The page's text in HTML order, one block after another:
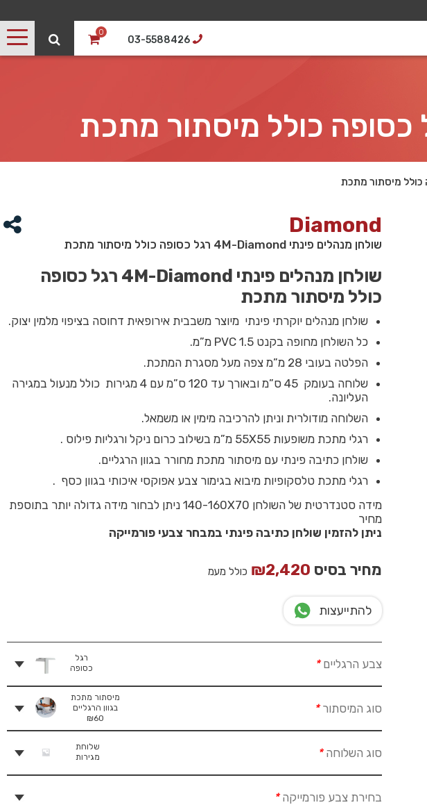
03-5588426
0
Diamond
שולחן מנהלים פינתי 4M-Diamond רגל כסופה כולל מיסתור מתכת
שולחן מנהלים פינתי 4M-Diamond רגל כסופה
כולל מיסתור מתכת
שולחן מנהלים יוקרתי פינתי מיוצר משבבית אירופאית דחוסה בציפוי מלמין יצוק.
כל השולחן מחופה בקנט PVC 1.5 מ”מ.
הפלטה בעובי 28 מ”מ צפה מעל מסגרת המתכת.
שלוחה בעומק 45 ס”מ ובאורך עד 120 ס”מ עם 4 מגירות כולל מנעול במגירה
העליונה.
השלוחה מודולרית וניתן להרכיבה מימין או משמאל.
רגלי מתכת משופעות 55X55 מ”מ בשילוב כרום ניקל ורגליות פילוס .
שולחן כתיבה פינתי עם מיסתור מתכת מחורר בגוון הרגליים.
רגלי מתכת טלסקופיות מיבוא בגימור צבע אפוקסי איכותי בגוון כסף .
מידה סטנדרטית של השולחן 140-160X70 ניתן לבחור מידה גדולה יותר בתוספת
מחיר
ניתן להזמין שולחן כתיבה פינתי במבחר צבעי פורמייקה
מחיר בסיס ₪2,420 כולל מעמ
להתייעצות
צבע הרגליים*
רגל
כסופה
סוג המיסתור*
מיסתור מתכת
בגוון הרגליים
₪60
סוג השלוחה*
שלוחת
מגירות
בחירת צבע פורמייקה*